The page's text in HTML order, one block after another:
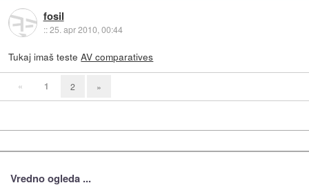
fosil
::25. apr 2010, 00:44
Tukaj imaš testeAV comparatives
« 1 2 »
Vredno ogleda ...